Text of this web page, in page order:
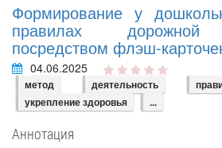
Формирование у
правилах дорожной
посредством флэш-
04.06.2025
метод деятельность
укрепление здоровья
...
Аннотация